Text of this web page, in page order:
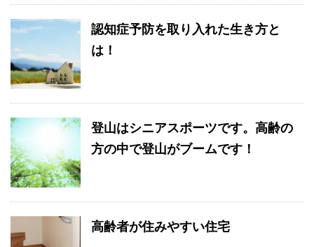
認知症予防を取り入れた生き方と
は！
登山はシニアスポーツです。高齢の
方の中で登山がブームです！
高齢者が住みやすい住宅